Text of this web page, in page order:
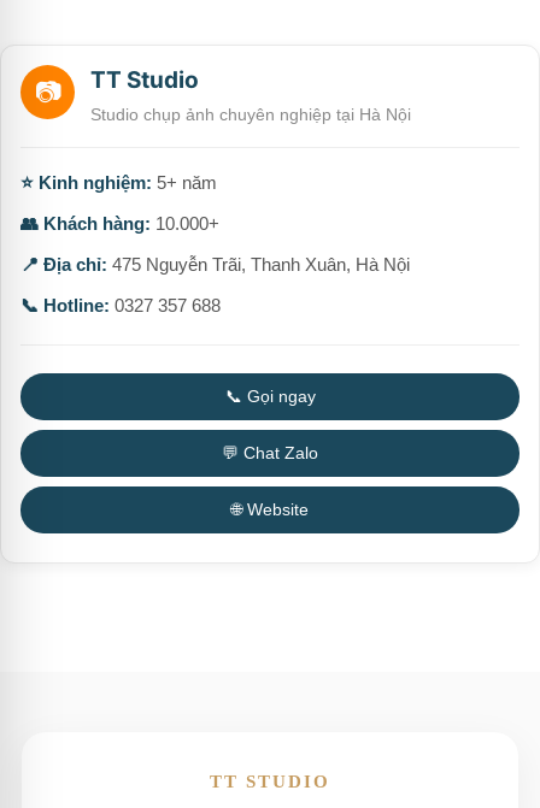
📷 TT Studio
Studio chụp ảnh chuyên nghiệp tại Hà Nội
⭐ Kinh nghiệm: 5+ năm
👥 Khách hàng: 10.000+
📍 Địa chỉ: 475 Nguyễn Trãi, Thanh Xuân, Hà Nội
📞 Hotline: 0327 357 688
📞 Gọi ngay
💬 Chat Zalo
🌐 Website
TT STUDIO